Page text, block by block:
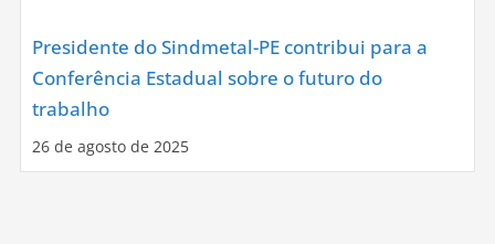
Presidente do Sindmetal-PE contribui para a
Conferência Estadual sobre o futuro do
trabalho
26 de agosto de 2025